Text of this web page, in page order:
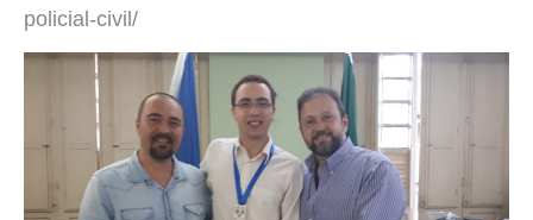
policial-civil/